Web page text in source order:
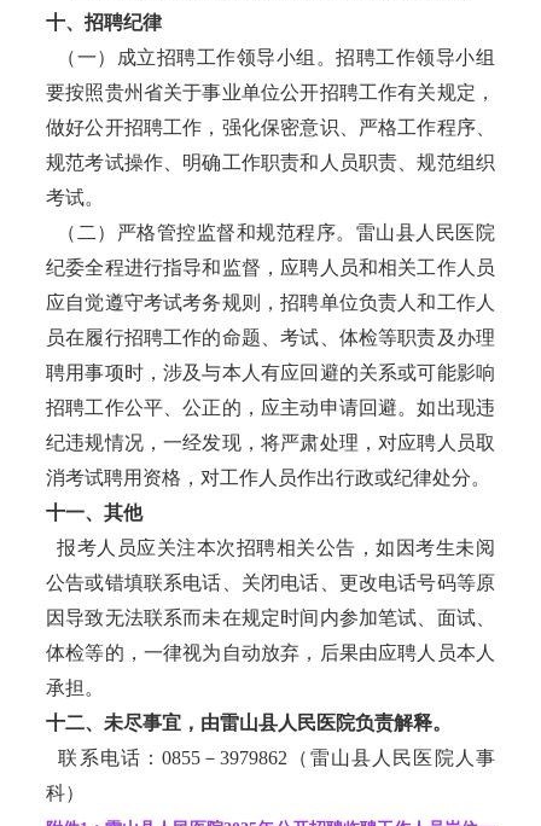
十、招聘纪律
（一）成立招聘工作领导小组。招聘工作领导小组
要按照贵州省关于事业单位公开招聘工作有关规定，
做好公开招聘工作，强化保密意识、严格工作程序、
规范考试操作、明确工作职责和人员职责、规范组织
考试。
（二）严格管控监督和规范程序。雷山县人民医院
纪委全程进行指导和监督，应聘人员和相关工作人员
应自觉遵守考试考务规则，招聘单位负责人和工作人
员在履行招聘工作的命题、考试、体检等职责及办理
聘用事项时，涉及与本人有应回避的关系或可能影响
招聘工作公平、公正的，应主动申请回避。如出现违
纪违规情况，一经发现，将严肃处理，对应聘人员取
消考试聘用资格，对工作人员作出行政或纪律处分。
十一、其他
报考人员应关注本次招聘相关公告，如因考生未阅
公告或错填联系电话、关闭电话、更改电话号码等原
因导致无法联系而未在规定时间内参加笔试、面试、
体检等的，一律视为自动放弃，后果由应聘人员本人
承担。
十二、未尽事宜，由雷山县人民医院负责解释。
联系电话：0855－3979862（雷山县人民医院人事
科）